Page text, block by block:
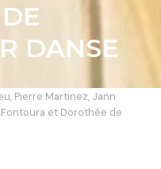
DANSE
Pierre Martinez, Jann
et Dorothée de